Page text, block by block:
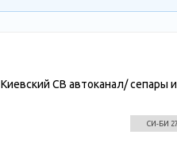
Киевский СВ автоканал/ сепары и